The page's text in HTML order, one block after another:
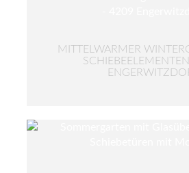
MITTELWARMER